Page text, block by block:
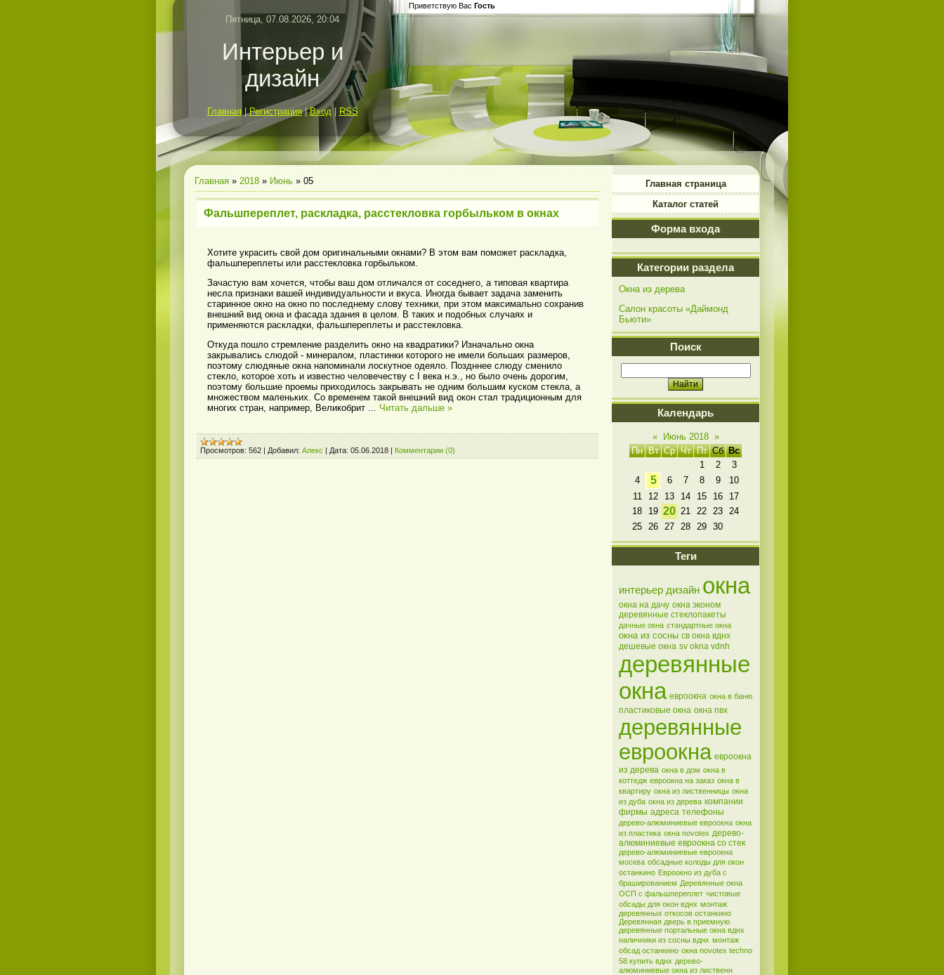
Пятница, 07.08.2026, 20:04
Интерьер и
дизайн
Главная |Регистрация|Вход| RSS
Приветствую Вас Гость
Главная » 2018 » Июнь » 05
Фальшпереплет, раскладка, расстекловка горбыльком в окнах
Хотите украсить свой дом оригинальными окнами? В этом вам поможет раскладка,
фальшпереплеты или расстекловка горбыльком.
Зачастую вам хочется, чтобы ваш дом отличался от соседнего, а типовая квартира
несла признаки вашей индивидуальности и вкуса. Иногда бывает задача заменить
старинное окно на окно по последнему слову техники, при этом максимально сохранив
внешний вид окна и фасада здания в целом. В таких и подобных случаях и
применяются раскладки, фальшпереплеты и расстекловка.
Откуда пошло стремление разделить окно на квадратики? Изначально окна
закрывались слюдой - минералом, пластинки которого не имели больших размеров,
поэтому слюдяные окна напоминали лоскутное одеяло. Поздннее слюду сменило
стекло, которое хоть и известно человечеству с I века н.э., но было очень дорогим,
поэтому большие проемы приходилось закрывать не одним большим куском стекла, а
множеством маленьких. Со временем такой внешний вид окон стал традиционным для
многих стран, например, Великобрит ... Читать дальше »
Просмотров: 562 | Добавил: Алекс | Дата: 05.06.2018 | Комментарии (0)
Главная страница
Каталог статей
Форма входа
Категории раздела
Окна из дерева
Салон красоты «Даймонд
Бьюти»
Поиск
Календарь
« Июнь 2018 »
Пн Вт Ср Чт Пт Сб Вс
1
2
3
4
5 6 7 8 9
10
11
12 13 14 15 16
17
18
19 20 21 22 23 24
25 26 27 28 29 30
Теги
интерьер дизайн окна
окна на дачу окна эконом
деревянные стеклопакеты
дачные окна стандартные окна
окна из сосны св окна вднх
дешевые окна sv okna vdnh
деревянные
окна евроокна окна в баню
пластиковые окна окна пвх
деревянные
евроокна евроокна
из дерева окна в дом окна в
коттедж евроокна на заказ окна в
квартиру окна из лиственницы окна
из дуба окна из дерева компании
фирмы адреса телефоны
дерево-алюминиевые евроокна окна
из пластика окна novotex дерево-
алюминиевые евроокна со стек
дерево-алюминиевые евроокна
москва обсадные колоды для окон
останкино Евроокно из дуба с
брашированием Деревянные окна
ОСП с фальшпереплет чистовые
обсады для окон вднх монтаж
деревянных откосов останкино
Деревянная дверь в приемную
деревянные портальные окна вднх
наличники из сосны вднх монтаж
обсад останкино окна novotex techno
58 купить вднх дерево-
алюминиевые окна из лиственн